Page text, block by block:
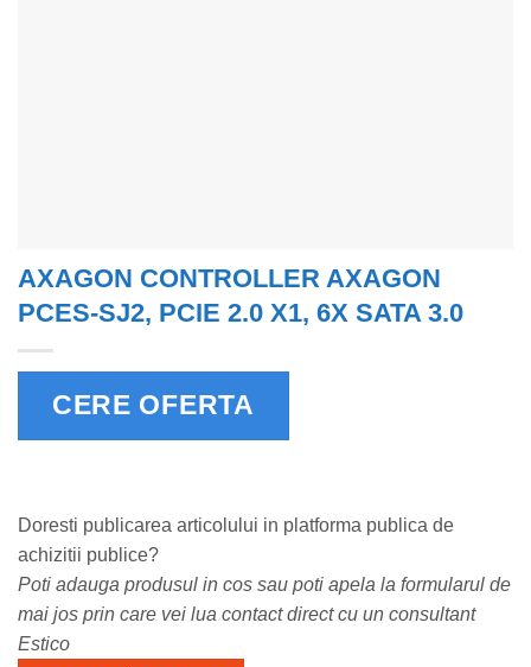
AXAGON CONTROLLER AXAGON
PCES-SJ2, PCIE 2.0 X1, 6X SATA 3.0
CERE OFERTA
Doresti publicarea articolului in platforma publica de
achizitii publice?
Poti adauga produsul in cos sau poti apela la formularul de
mai jos prin care vei lua contact direct cu un consultant
Estico